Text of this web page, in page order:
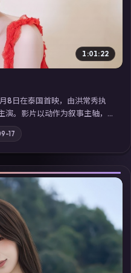
1:01:22
8日在泰国首映，由洪常秀执
。影片以动作为叙事主轴，
出抉择；摄影与配乐强化地域
高清电视剧在线看」延展检
追剧体验。
17